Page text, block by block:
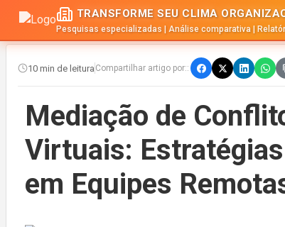
TRANSFORME SEU CLIMA
Pesquisas especializadas | Análise comparativa |
10 min de leitura Compartilhar artigo por::
Mediação de
Virtuais:
em Equipes